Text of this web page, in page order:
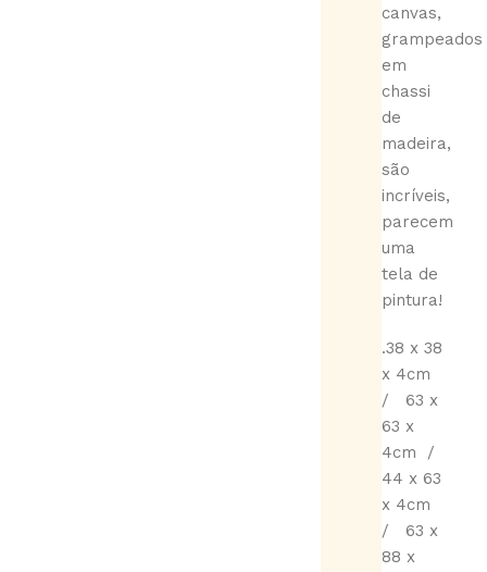
canvas,
grampeados
em
chassi
de
madeira,
são
incríveis,
parecem
uma
tela de
pintura!
.38 x 38
x 4cm
/ 63 x
63 x
4cm /
44 x 63
x 4cm
/ 63 x
88 x